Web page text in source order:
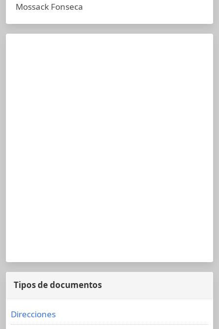
Mossack Fonseca
Tipos de documentos
Direcciones